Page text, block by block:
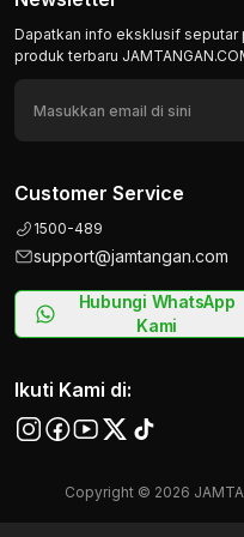
Dapatkan info eksklusif seputar
produk terbaru
Customer Service
1500-489
support@jamtangan.com
Hubungi WhatsApp
Kami
Ikuti Kami di:
Copyright © 2026